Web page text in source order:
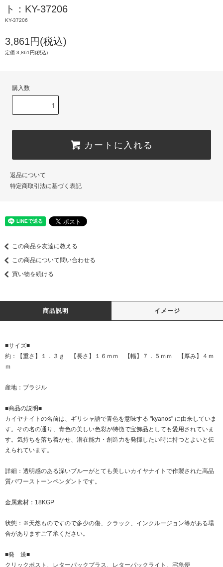
ト：KY-37206
KY-37206
3,861円(税込)
定価 3,861円(税込)
購入数
カートに入れる
返品について
特定商取引法に基づく表記
この商品を友達に教える
この商品について問い合わせる
買い物を続ける
商品説明 イメージ
■サイズ■
約：【重さ】１．３ｇ 【長さ】１６ｍｍ 【幅】７．５ｍｍ 【厚み】４ｍ
ｍ
産地：ブラジル
■商品の説明■
カイヤナイトの名前は、ギリシャ語で青色を意味する "kyanos" に由来していま
す。その名の通り、青色の美しい色彩が特徴で宝飾品としても愛用されていま
す。気持ちを落ち着かせ、潜在能力・創造力を発揮したい時に持つとよいと伝
えられています。
詳細：透明感のある深いブルーがとても美しいカイヤナイトで作製された高品
質パワーストーンペンダントです。
金属素材：18KGP
状態：※天然ものですので多少の傷、クラック、インクルージョン等がある場
合がありますご了承ください。
■発 送■
クリックポスト、レターパックプラス、レターパックライト、宅急便